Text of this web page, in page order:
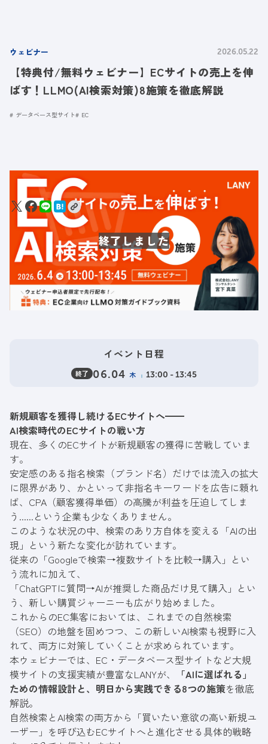
ウェビナー 2026.05.22
【特典付/無料ウェビナー】ECサイトの売上を伸
ばす！LLMO(AI検索対策)8施策を徹底解説
データベース型サイト EC
イベント日程
終了 06.04 木 13:00 - 13:45
新規顧客を獲得し続けるECサイトへ━━
AI検索時代のECサイトの戦い方
現在、多くのECサイトが新規顧客の獲得に苦戦していま
す。
安定感のある指名検索（ブランド名）だけでは流入の拡大
に限界があり、かといって非指名キーワードを広告に頼れ
ば、CPA（顧客獲得単価）の高騰が利益を圧迫してしま
う......という企業も少なくありません。
このような状況の中、検索のあり方自体を変える「AIの出
現」という新たな変化が訪れています。
従来の「Googleで検索→複数サイトを比較→購入」とい
う流れに加えて、
「ChatGPTに質問→AIが推奨した商品だけ見て購入」とい
う、新しい購買ジャーニーも広がり始めました。
これからのEC集客においては、これまでの自然検索
（SEO）の地盤を固めつつ、この新しいAI検索も視野に入
れて、両方に対策していくことが求められています。
本ウェビナーでは、EC・データベース型サイトなど大規
模サイトの支援実績が豊富なLANYが、
「AIに選ばれる」
ための情報設計と、明日から実践できる8つの施策を徹底
解説。
自然検索とAI検索の両方から「買いたい意欲の高い新規ユ
ーザー」を呼び込むECサイトへと進化させる具体的戦略